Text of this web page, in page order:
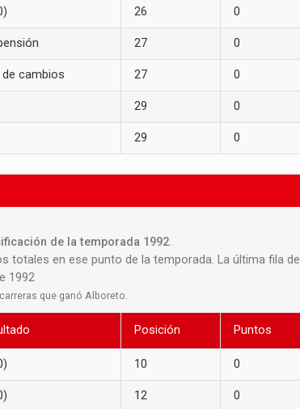
26 0
27 0
de cambios 27 0
29 0
29 0
de la temporada 1992.
totales en ese punto de la temporada. La última fila de
1992
que ganó Alboreto.
Posición Puntos
10 0
12 0